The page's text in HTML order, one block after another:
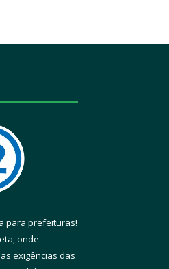
para prefeituras!
onde
exigências das